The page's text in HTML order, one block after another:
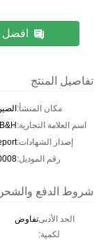
تفاصيل المنتج
مكان المنشأ:
اسم العلامة التجارية:B&H
إصدار الشهادات:
رقم الموديل:
شروط الدفع
الحد الأدنى
لكمية:
تفاوض